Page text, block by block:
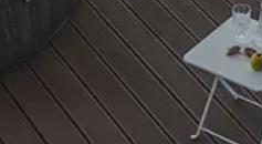
Trusted Shops